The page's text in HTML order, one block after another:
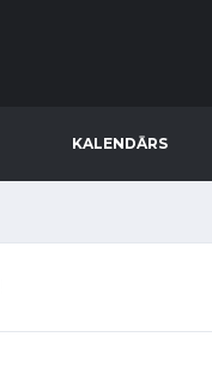
KALENDĀRS